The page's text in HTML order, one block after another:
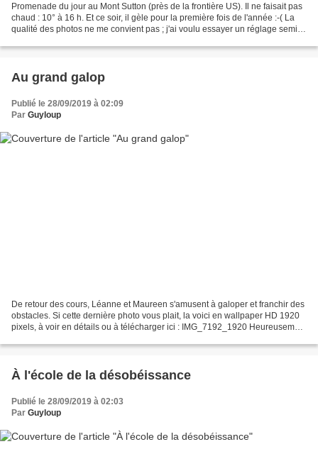
Promenade du jour au Mont Sutton (près de la frontière US). Il ne faisait pas
chaud : 10° à 16 h. Et ce soir, il gèle pour la première fois de l'année :-( La
qualité des photos ne me convient pas ; j'ai voulu essayer un réglage semi-
Au grand galop
Publié le 28/09/2019 à 02:09
Par Guyloup
De retour des cours, Léanne et Maureen s'amusent à galoper et franchir des
obstacles. Si cette dernière photo vous plait, la voici en wallpaper HD 1920
pixels, à voir en détails ou à télécharger ici : IMG_7192_1920 Heureusement
À l'école de la désobéissance
Publié le 28/09/2019 à 02:03
Par Guyloup